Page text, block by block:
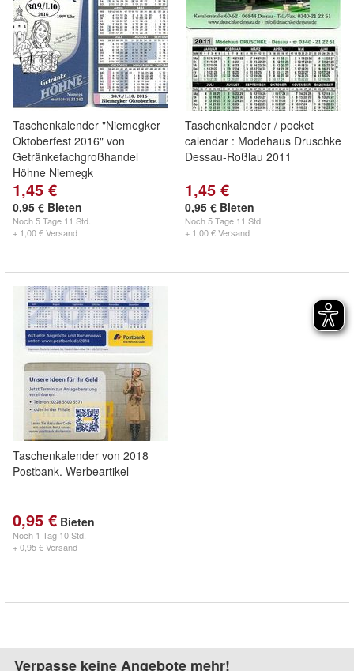
Taschenkalender "Niemegker
Oktoberfest 2016" von
Getränkefachgroßhandel
Höhne Niemegk
1,45 €
0,95 € Bieten
Noch5 Tage 11 Std.
+ 1,00 € Versand
Taschenkalender / pocket
calendar : Modehaus Druschke
Dessau-Roßlau 2011
1,45 €
0,95 € Bieten
Noch5 Tage 11 Std.
+ 1,00 € Versand
Taschenkalender von 2018
Postbank. Werbeartikel
0,95 € Bieten
Noch 1 Tag 10 Std.
+ 0,95 € Versand
Verpasse keine Angebote mehr!